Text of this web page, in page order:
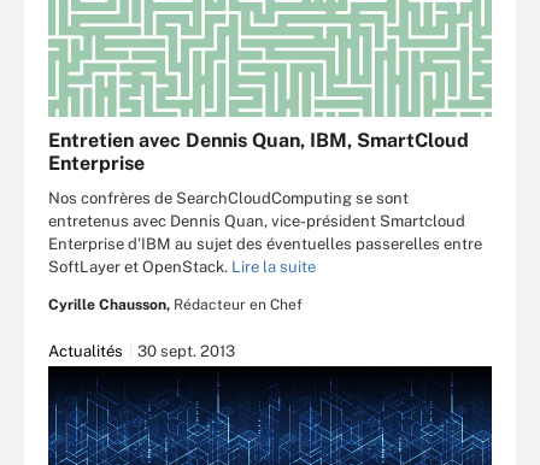
Entretien avec Dennis Quan, IBM, SmartCloud
Enterprise
Nos confrères de SearchCloudComputing se sont
entretenus avec Dennis Quan, vice-président Smartcloud
Enterprise d'IBM au sujet des éventuelles passerelles entre
SoftLayer et OpenStack. Lire la suite
Cyrille Chausson, Rédacteur en Chef
Actualités 30 sept. 2013